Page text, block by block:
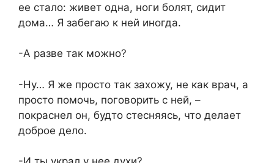
ее стало: живет одна, ноги болят, сидит
дома… Я забегаю к ней иногда.
-А разве так можно?
-Ну… Я же просто так захожу, не как врач, а
просто помочь, поговорить с ней, –
покраснел он, будто стесняясь, что делает
доброе дело.